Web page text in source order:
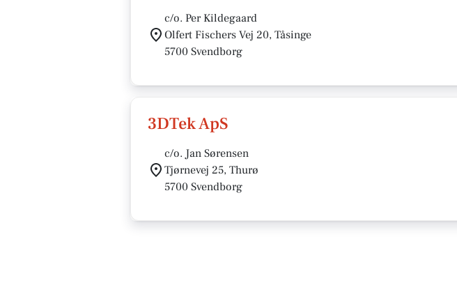
c/o. Per Kildegaard
Olfert Fischers Vej 20, Tåsinge
5700 Svendborg
3DTek ApS
c/o. Jan Sørensen
Tjørnevej 25, Thurø
5700 Svendborg